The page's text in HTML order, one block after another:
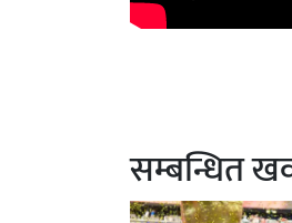
सम्बन्धित